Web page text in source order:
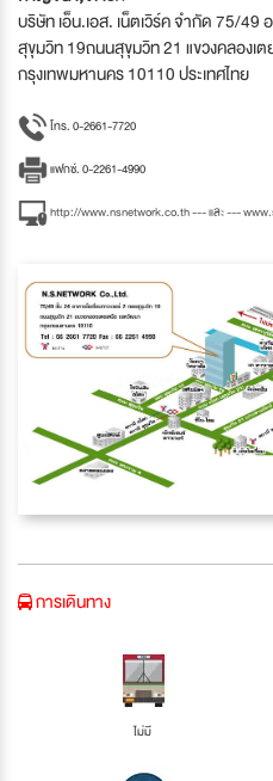
บริษัท เอ็น.เอส. เน็ตเวิร์ค จำกัด 75/49
สุขุมวิท 19ถนนสุขุมวิท 21 แขวงคลองเ
กรุงเทพมหานคร 10110 ประเทศไทย
โทร. 0-2661-7720
แฟกซ์. 0-2261-4990
http://www.nsnetwork.co.th --- และ ---
การเดินทาง
ไม่มี